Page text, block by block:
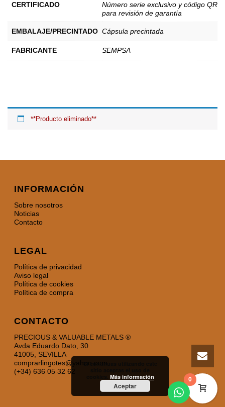
CERTIFICADO
Número serie exclusivo y código QR
para revisión de garantía
EMBALAJE/PRECINTADO Cápsula precintada
FABRICANTE SEMPSA
**Producto eliminado**
INFORMACIÓN
Sobre nosotros
Noticias
Contacto
LEGAL
Política de privacidad
Aviso legal
Política de cookies
Política de compra
CONTACTO
PRECIOUS & VALUABLE METALS ®
Avda Eduardo Dato, 30
41005, SEVILLA
comprarlingotes@yahoo.com
(+34) 636 05 32 62
0
Si continuas utilizando este
Más información
Aceptar